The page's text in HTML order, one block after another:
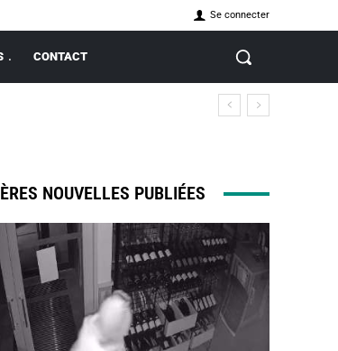
Se connecter
CONTACT
à Vitré
NOUVELLES PUBLIÉES